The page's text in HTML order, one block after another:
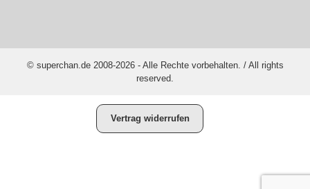
© superchan.de 2008-2026 - Alle Rechte vorbehalten. / All rights
reserved.
Vertrag widerrufen